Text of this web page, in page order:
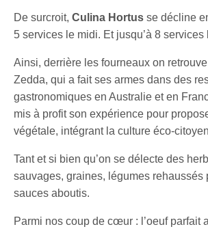
De surcroit,Culina Hortus se décline
5 services le midi. Et jusqu’à 8 services
Ainsi, derrière les fourneaux on
Zedda, qui a fait ses armes dans des
gastronomiques en Australie et en
mis à profit son expérience pour
végétale, intégrant la culture éco-
Tant et si bien qu’on se délecte des
sauvages, graines, légumes rehaussés
sauces aboutis.
Parmi nos coup de cœur : l’oeuf parfait